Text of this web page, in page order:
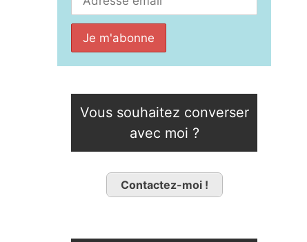
Vous souhaitez converser
avec moi ?
Contactez-moi !